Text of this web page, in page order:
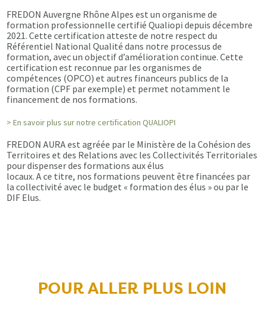
FREDON Auvergne Rhône Alpes est un organisme de
formation professionnelle certifié Qualiopi depuis décembre
2021. Cette certification atteste de notre respect du
Référentiel National Qualité dans notre processus de
formation, avec un objectif d’amélioration continue. Cette
certification est reconnue par les organismes de
compétences (OPCO) et autres financeurs publics de la
formation (CPF par exemple) et permet notamment le
financement de nos formations.
> En savoir plus sur notre certification QUALIOPI
FREDON AURA est agréée par le Ministère de la Cohésion des
Territoires et des Relations avec les Collectivités Territoriales
pour dispenser des formations aux élus
locaux. A ce titre, nos formations peuvent être financées par
la collectivité avec le budget « formation des élus » ou par le
DIF Elus.
POUR ALLER PLUS LOIN